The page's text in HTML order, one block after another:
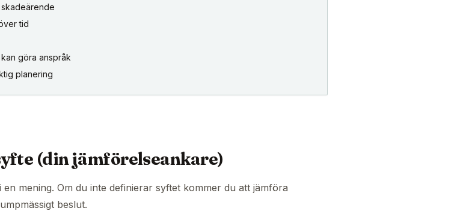
tid
göra anspråk
planering
(din jämförelseankare)
mening. Om du inte definierar syftet kommer du att jämföra
beslut.